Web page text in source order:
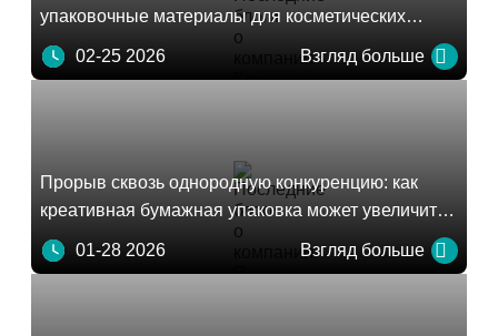
упаковочные материалы для косметических
брендов?
02-25 2026 Взгляд больше
Прорыв сквозь однородную конкуренцию: как
креативная бумажная упаковка может увеличить
продажи бренда
01-28 2026 Взгляд больше